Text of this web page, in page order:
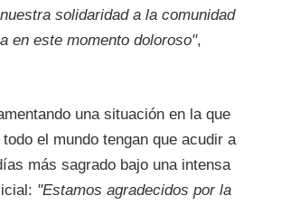
solidaridad a la comunidad
en este momento doloroso",
una situación en la que
el mundo tengan que acudir a
más sagrado bajo una intensa
"Estamos agradecidos por la